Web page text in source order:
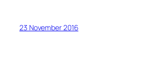
23 November 2016